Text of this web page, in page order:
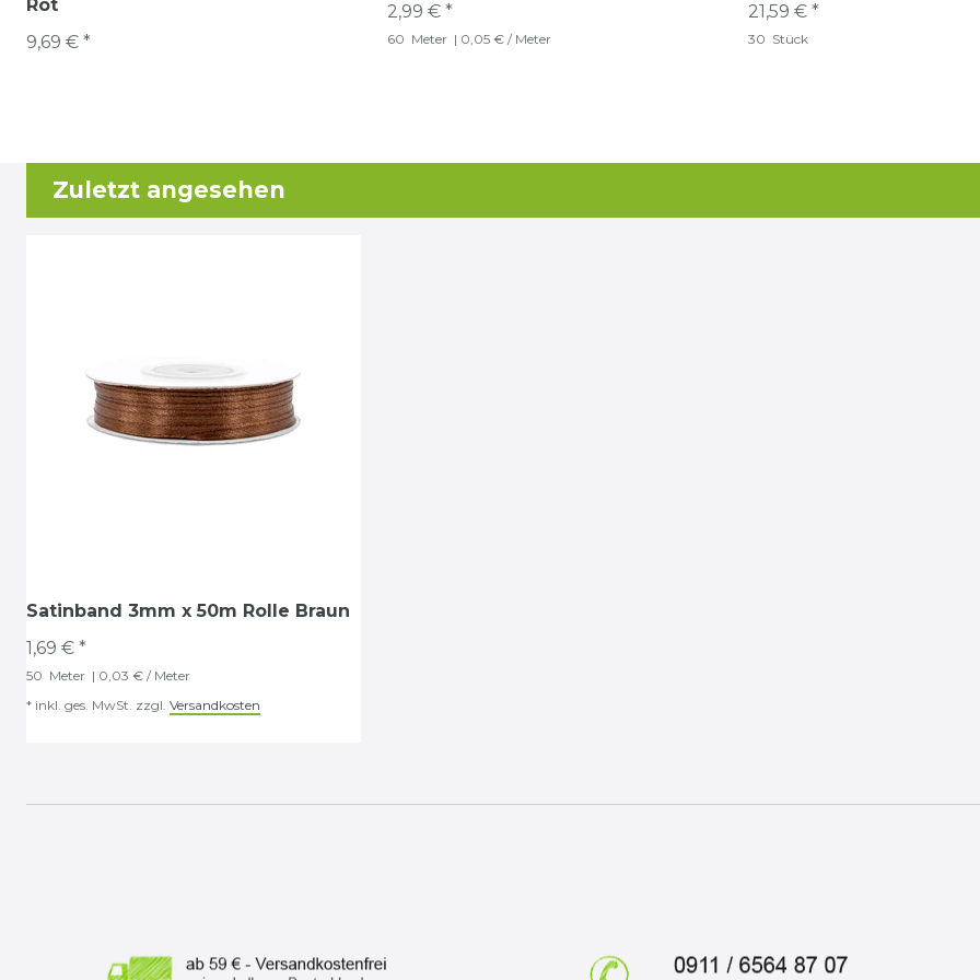
Rot
9,69 € *
2,99 € *
60 Meter | 0,05 € / Meter
21,59 € *
30 Stück
Zuletzt angesehen
Satinband 3mm x 50m Rolle Braun
1,69 € *
50 Meter | 0,03 € / Meter
* inkl. ges. MwSt. zzgl. Versandkosten